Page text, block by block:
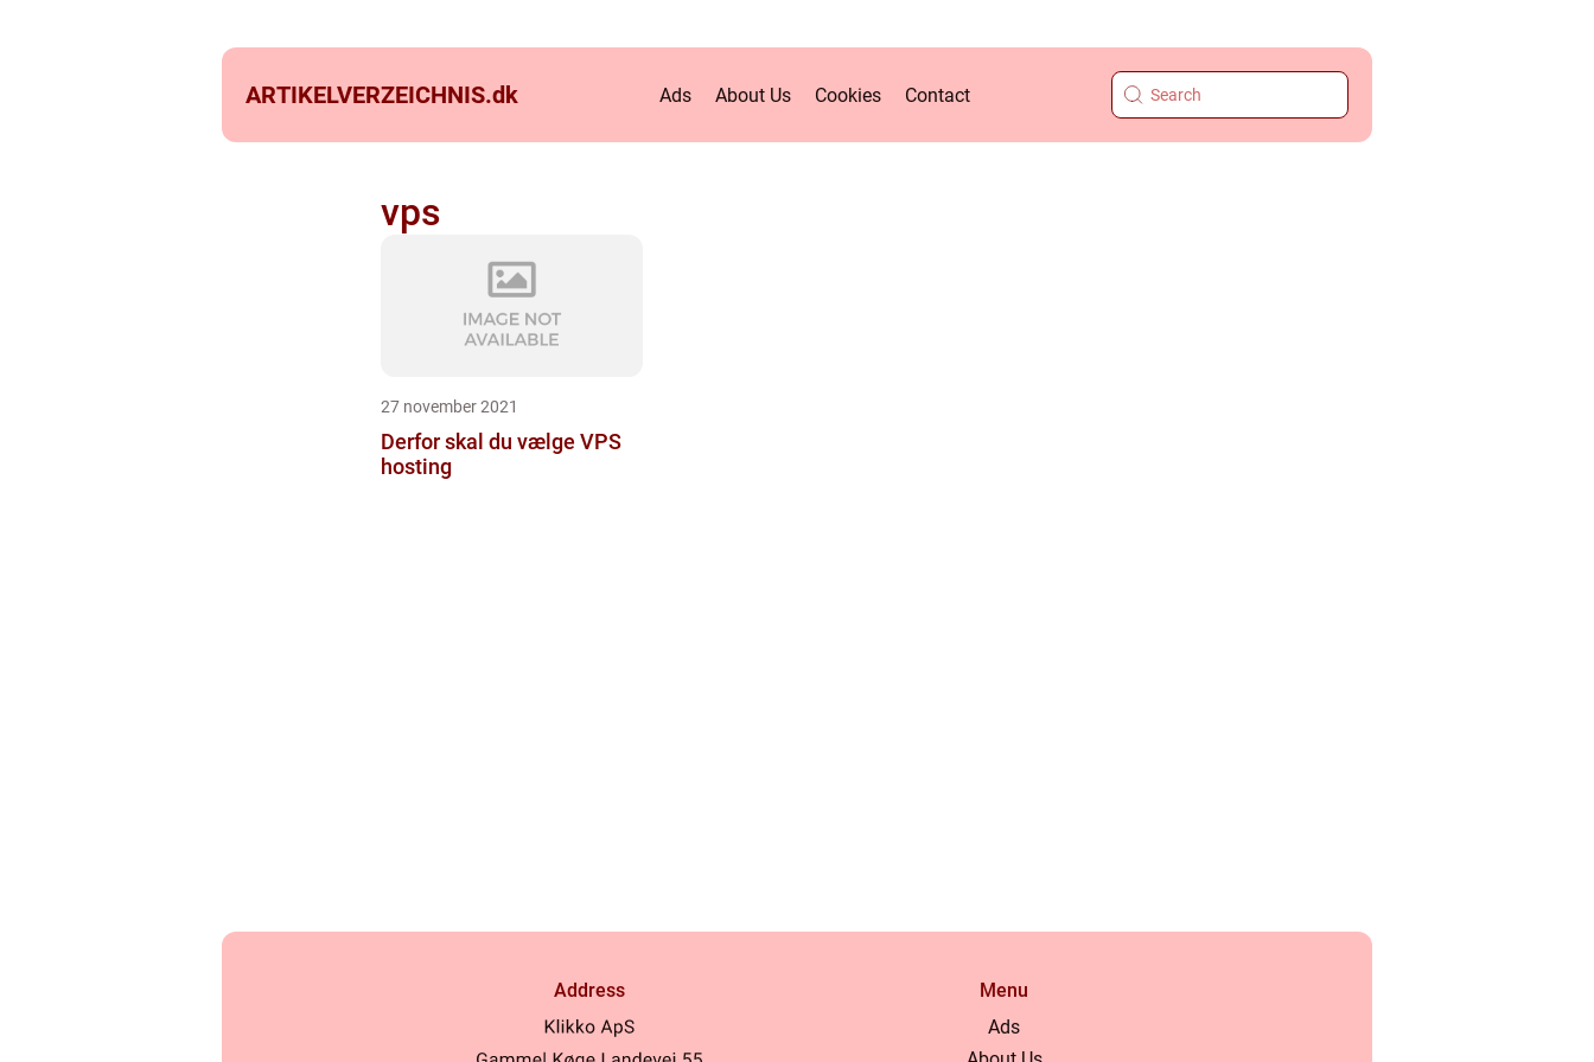
ARTIKELVERZEICHNIS.dk Ads About Us Cookies Contact
vps
27 november 2021
Derfor skal du vælge VPS
hosting
Address
Menu
Ads